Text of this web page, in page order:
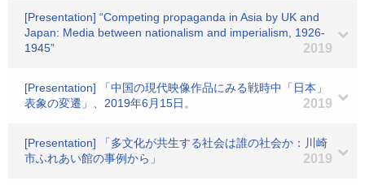
[Presentation] “Competing propaganda in Asia by UK and
Japan: Media between nationalism and imperialism, 1926-
1945”
2019
[Presentation] 「中国の現代映像作品にみる戦時中「日本」
表象の変遷」、2019年6月15日。
2019
[Presentation] 「多文化が共生する社会は誰の社会か：川崎
市ふれあい館の事例から」
2019